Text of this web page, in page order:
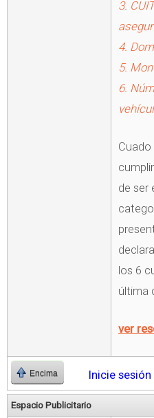
3.
4.
5.
6.
de ser
los 6
última
ver
Encima Inicie sesión
Espacio Publicitario